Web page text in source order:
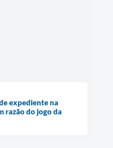
expediente na
razão do jogo da